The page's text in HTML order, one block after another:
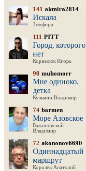
141 akmira2814
Искала
Земфира
111 PITT
Город, которого
нет
Корнелюк Игорь
90 muhomorr
Мне одиноко,
детка
Кузьмин Владимир
74 barmen
Море Азовское
Бажиновский
Владимир
72 akononov6690
Одиннадцатый
маршрут
Королев Анатолий